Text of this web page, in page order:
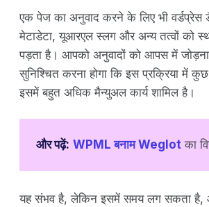
एक पेज का अनुवाद करने के लिए भी वर्डप्रेस
मेटाडेटा, यूआरएल स्लग और अन्य तत्वों को
पड़ता है। आपको अनुवादों को आपस में
सुनिश्चित करना होगा कि इस प्रक्रिया में
इसमें बहुत अधिक मैन्युअल कार्य शामिल है।
और पढ़ें: WPML बनाम Weglot का
यह संभव है, लेकिन इसमें समय लग सकता है,